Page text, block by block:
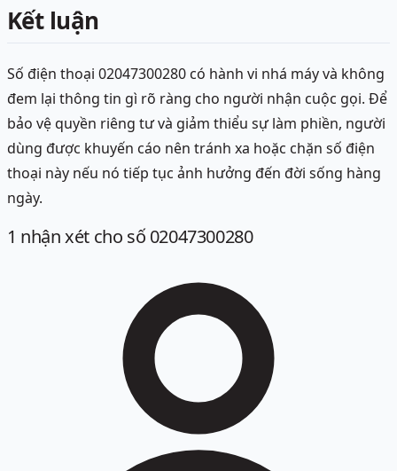
Kết luận
Số điện thoại 02047300280 có hành vi nhá máy và không
đem lại thông tin gì rõ ràng cho người nhận cuộc gọi. Để
bảo vệ quyền riêng tư và giảm thiểu sự làm phiền, người
dùng được khuyến cáo nên tránh xa hoặc chặn số điện
thoại này nếu nó tiếp tục ảnh hưởng đến đời sống hàng
ngày.
1 nhận xét cho số 02047300280